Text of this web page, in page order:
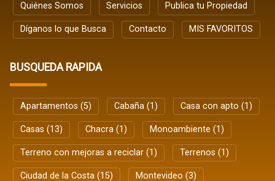
Quiénes Somos Servicios Publica tu Propiedad
Díganos lo que Busca Contacto MIS FAVORITOS
BUSQUEDA RAPIDA
Apartamentos (5) Cabaña (1) Casa con apto (1)
Casas (13) Chacra (1) Monoambiente (1)
Terreno con mejoras a reciclar (1) Terrenos (1)
Ciudad de la Costa (15) Montevideo (3)